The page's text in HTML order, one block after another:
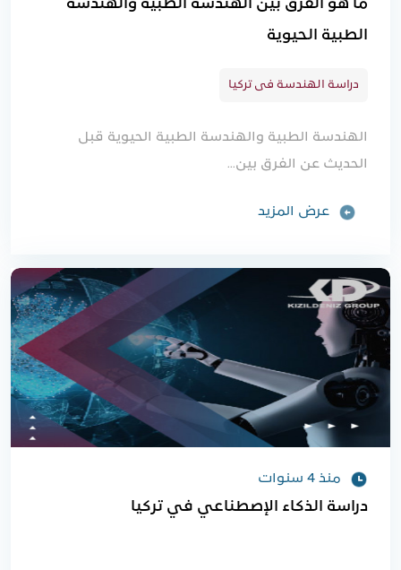
ما هو الفرق بين الهندسة الطبية والهندسة
الطبية الحيوية
دراسة الهندسة فى تركيا
الهندسة الطبية والهندسة الطبية الحيوية قبل
الحديث عن الفرق بين...
عرض المزيد
منذ 4 سنوات
دراسة الذكاء الإصطناعي في تركيا